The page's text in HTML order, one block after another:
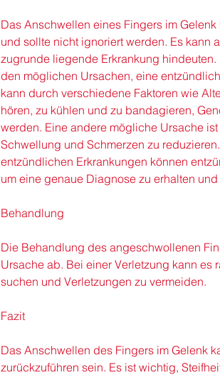
Das Anschwellen eines Fingers im
und sollte nicht ignoriert werden. Es kann
zugrunde liegende Erkrankung
den möglichen Ursachen, eine
kann durch verschiedene Faktoren wie
hören, zu kühlen und zu bandagieren,
werden. Eine andere mögliche Ursache
Schwellung und Schmerzen zu
entzündlichen Erkrankungen können
um eine genaue Diagnose zu erhalten
Behandlung
Die Behandlung des angeschwollenen
Ursache ab. Bei einer Verletzung kann es
suchen und Verletzungen zu vermeiden.
Fazit
Das Anschwellen des Fingers im Gelenk
zurückzuführen sein. Es ist wichtig,